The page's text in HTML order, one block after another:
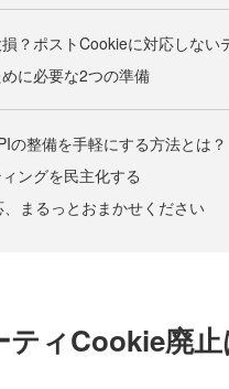
？ポストCookieに対応しない
に必要な2つの準備
の整備を手軽にする方法とは？
ングを民主化する
まるっとおまかせください
ィCookie廃